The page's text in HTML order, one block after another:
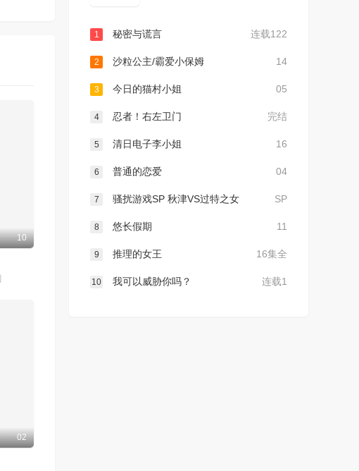
10
02
连载122
1 秘密与谎言
14
2 沙粒公主/霸爱小保姆
05
3 今日的猫村小姐
完结
4 忍者！右左卫门
16
5 清日电子李小姐
04
6 普通的恋爱
SP
7 骚扰游戏SP 秋津VS过特之女
11
8 悠长假期
16集全
9 推理的女王
连载1
10 我可以威胁你吗？